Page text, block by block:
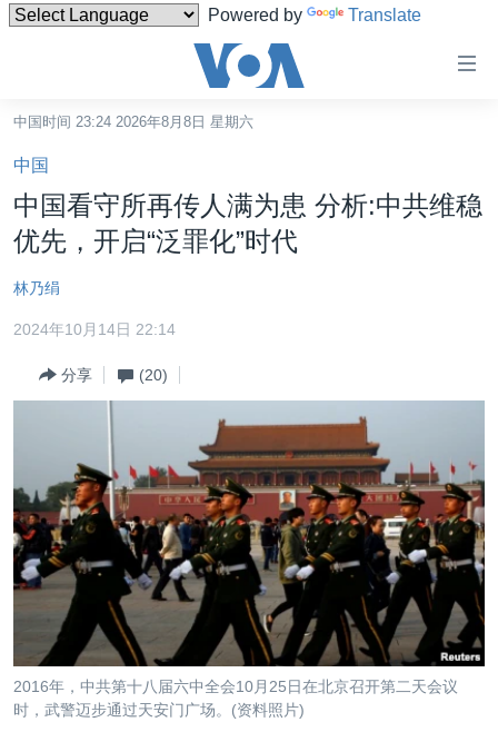
Powered by Translate
碍
链
接
转
内
容
到
跳
转
到
检
索
中国
最新国际新闻
欧洲
非洲
美洲
全球议题
分类新闻
人权·法律·宗教
科教·文娱·体健
军事
劳工
环境
热点专题
白宫要闻
国会报道
美中关系
美国建国250周年
埃博拉疫情
美国之音专访
VOA视频
VOA今日焦点
中文广播
关注我们
中国时间 23:24 2026年8月8日 星期六
中国
中国看守所再传人满为患 分析:中共维稳
优先，开启“泛罪化”时代
林乃绢
2024年10月14日 22:14
分享 (20)
2016年，中共第十八届六中全会10月25日在北京召开第二天会议
时，武警迈步通过天安门广场。(资料照片)